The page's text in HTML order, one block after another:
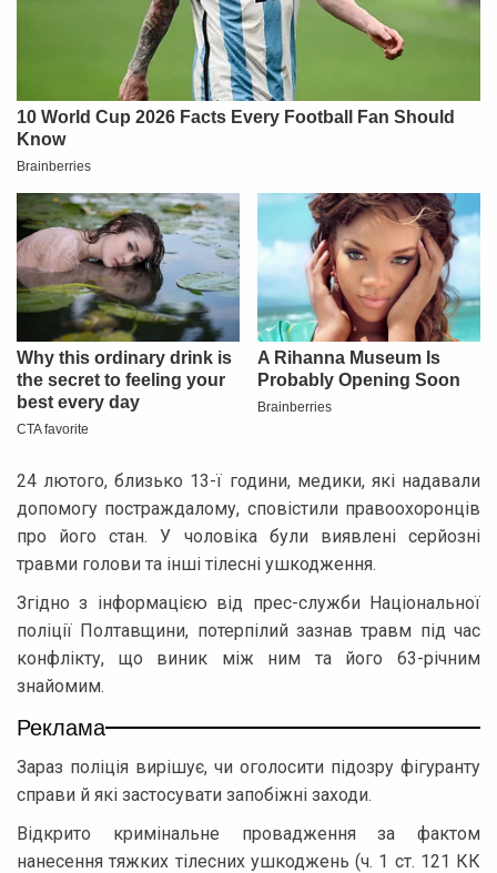
24 лютого, близько 13-ї години, медики, які надавали
допомогу постраждалому, сповістили правоохоронців
про його стан. У чоловіка були виявлені серйозні
травми голови та інші тілесні ушкодження.
Згідно з інформацією від прес-служби Національної
поліції Полтавщини, потерпілий зазнав травм під час
конфлікту, що виник між ним та його 63-річним
знайомим.
Реклама
Зараз поліція вирішує, чи оголосити підозру фігуранту
справи й які застосувати запобіжні заходи.
Відкрито кримінальне провадження за фактом
нанесення тяжких тілесних ушкоджень (ч. 1 ст. 121 КК